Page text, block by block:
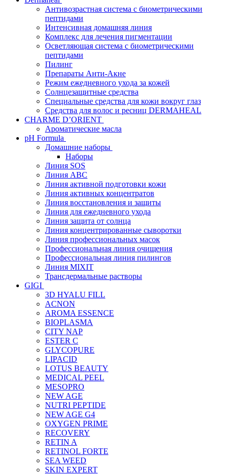
Антивозрастная система с биометрическими
пептидами
Интенсивная домашняя линия
Комплекс для лечения пигментации
Осветляющая система с биометрическими
пептидами
Пилинг
Препараты Анти-Акне
Режим ежедневного ухода за кожей
Солнцезащитные средства
Специальные средства для кожи вокруг глаз
Средства для волос и ресниц DERMAHEAL
CHARME D’ORIENT
Ароматические масла
pH Formula
Домашние наборы
Наборы
Линия SOS
Линия АВС
Линия активной подготовки кожи
Линия активных концентратов
Линия восстановления и защиты
Линия для ежедневного ухода
Линия защита от солнца
Линия концентрированные сыворотки
Линия профессиональных масок
Профессиональная линия очищения
Профессиональная линия пилингов
Линия MIXIT
Трансдермальные растворы
GIGI
3D HYALU FILL
ACNON
AROMA ESSENCE
BIOPLASMA
CITY NAP
ESTER C
GLYCOPURE
LIPACID
LOTUS BEAUTY
MEDICAL PEEL
MESOPRO
NEW AGE
NUTRI PEPTIDE
NEW AGE G4
OXYGEN PRIME
RECOVERY
RETIN A
RETINOL FORTE
SEA WEED
SKIN EXPERT